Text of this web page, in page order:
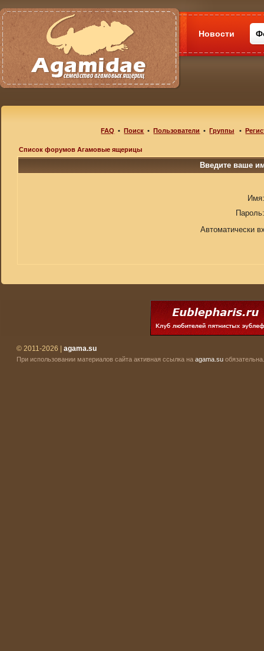
Новости
FAQ •Поиск •Пользователи •Группы •
Список форумов Агамовые ящерицы
Введите ваше
Имя:
Пароль:
Автоматически
© 2011-2026 | agama.su
При использовании материалов сайта активная ссылка на agama.su обязательна.